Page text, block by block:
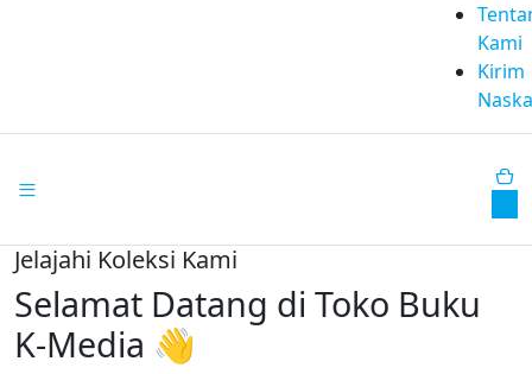
Kami
Kirim
Jelajahi Koleksi Kami
Selamat Datang di Toko Buku
K-Media 👋